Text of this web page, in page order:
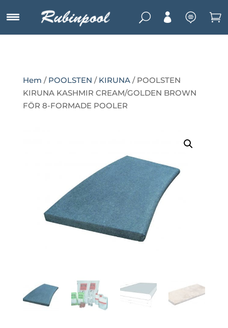
U   
Hem / POOLSTEN / KIRUNA/ POOLSTEN
KIRUNA KASHMIR CREAM/GOLDEN BROWN
FÖR 8-FORMADE POOLER